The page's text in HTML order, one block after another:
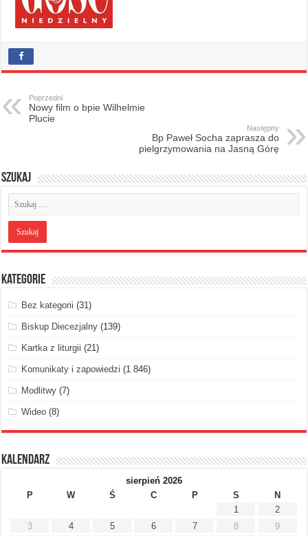
Poprzedni
Nowy film o bpie Wilhelmie
Plucie
Następny
Bp Paweł Socha zaprasza do
pielgrzymowania na Jasną Górę
Szukaj
Kategorie
Bez kategorii (31)
Biskup Diecezjalny (139)
Kartka z liturgii (21)
Komunikaty i zapowiedzi (1 846)
Modlitwy (7)
Wideo (8)
Kalendarz
sierpień 2026
P
W Ś C P S
N
1
2
3
4 5 6 7 8
9